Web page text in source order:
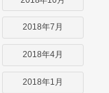
2018年7月
2018年4月
2018年1月